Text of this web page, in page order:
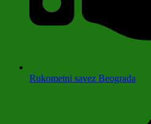
Rukometni savez Beograda